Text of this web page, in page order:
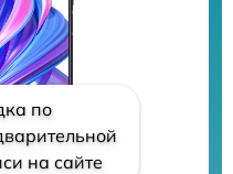
по
на сайте